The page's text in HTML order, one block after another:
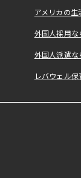
アメリカの
外国人採用
外国人派遣な
レバウェル